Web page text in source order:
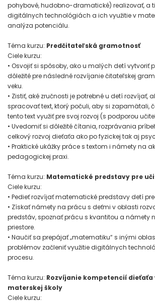
pohybové, hudobno-dramatické) realizovať, a
digitálnych technológiách a ich využitie v
analýza potenciálu.
Téma kurzu: Predčitateľská gramotnosť
Ciele kurzu:
• Osvojiť si spôsoby, ako u malých detí vytvoriť
dôležité pre následné rozvíjanie čitateľskej
veku.
• Zistiť, aké zručnosti je potrebné u detí rozvíjať,
spracovať text, ktorý počuli, aby si zapamätali,
tento text využiť pre svoj rozvoj (s podporou
• Uvedomiť si dôležité čítania, rozprávania
celkový rozvoj dieťaťa ako po fyzickej tak aj
• Praktické ukážky práce s textom i námety na
pedagogickej praxi.
Téma kurzu: Matematické predstavy pre
Ciele kurzu:
• Pedieť rozvíjať matematické predstavy detí
• Získať námety na prácu s deťmi v oblasti
predstáv, spoznať prácu s kvantitou a námety
priestore.
• Naučiť sa prepájať „matematiku“ s inými
problémov začleniť využitie digitálnych
procesu.
Téma kurzu: Rozvíjanie kompetencií
materskej školy
Ciele kurzu: